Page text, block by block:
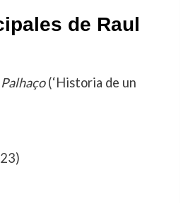
de Raul
(‘Historia de un